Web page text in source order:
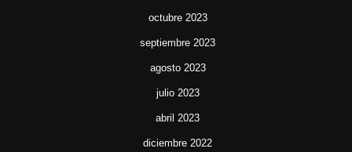
octubre 2023
septiembre 2023
agosto 2023
julio 2023
abril 2023
diciembre 2022